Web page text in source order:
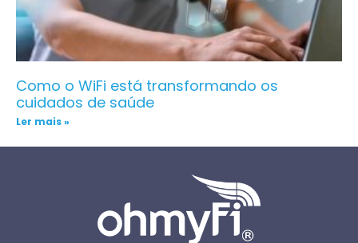
Como o WiFi está transformando os
cuidados de saúde
Ler mais »